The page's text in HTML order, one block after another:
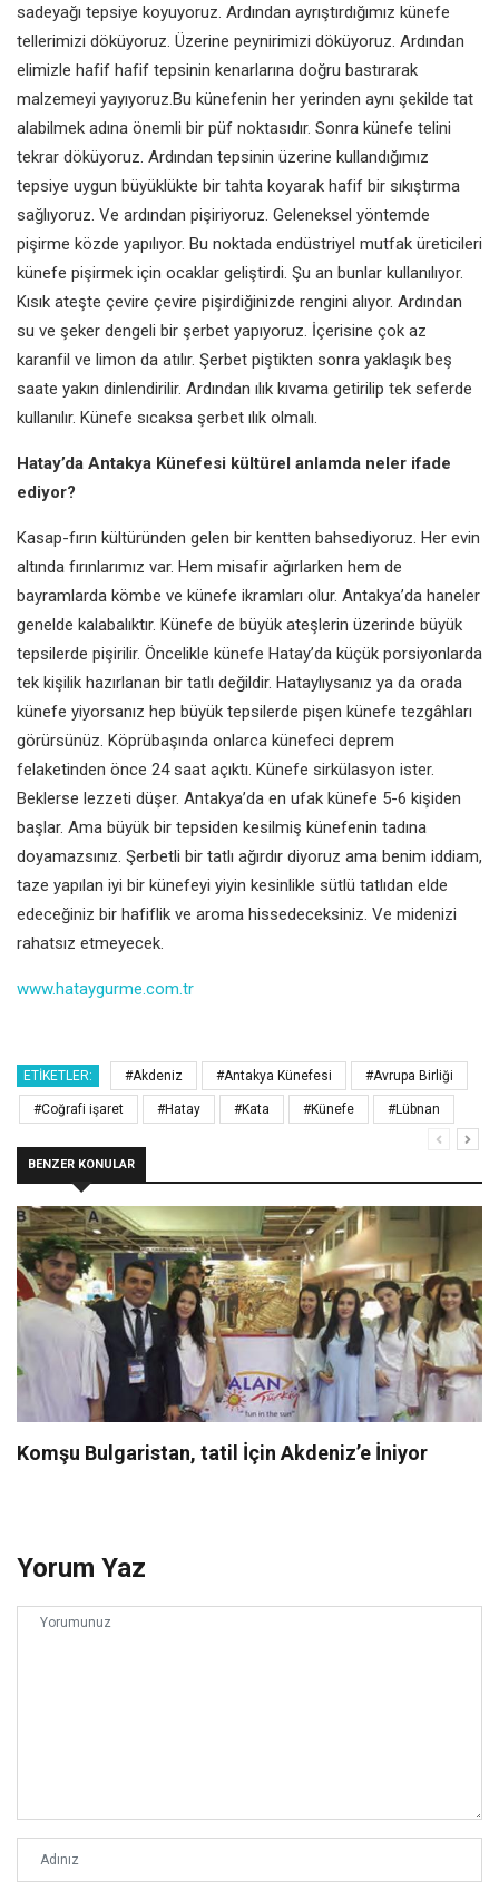
sadeyağı tepsiye koyuyoruz. Ardından ayrıştırdığımız künefe
tellerimizi döküyoruz. Üzerine peynirimizi döküyoruz. Ardından
elimizle hafif hafif tepsinin kenarlarına doğru bastırarak
malzemeyi yayıyoruz.Bu künefenin her yerinden aynı şekilde tat
alabilmek adına önemli bir püf noktasıdır. Sonra künefe telini
tekrar döküyoruz. Ardından tepsinin üzerine kullandığımız
tepsiye uygun büyüklükte bir tahta koyarak hafif bir sıkıştırma
sağlıyoruz. Ve ardından pişiriyoruz. Geleneksel yöntemde
pişirme közde yapılıyor. Bu noktada endüstriyel mutfak üreticileri
künefe pişirmek için ocaklar geliştirdi. Şu an bunlar kullanılıyor.
Kısık ateşte çevire çevire pişirdiğinizde rengini alıyor. Ardından
su ve şeker dengeli bir şerbet yapıyoruz. İçerisine çok az
karanfil ve limon da atılır. Şerbet piştikten sonra yaklaşık beş
saate yakın dinlendirilir. Ardından ılık kıvama getirilip tek seferde
kullanılır. Künefe sıcaksa şerbet ılık olmalı.
Hatay’da Antakya Künefesi kültürel anlamda neler ifade
ediyor?
Kasap-fırın kültüründen gelen bir kentten bahsediyoruz. Her evin
altında fırınlarımız var. Hem misafir ağırlarken hem de
bayramlarda kömbe ve künefe ikramları olur. Antakya’da haneler
genelde kalabalıktır. Künefe de büyük ateşlerin üzerinde büyük
tepsilerde pişirilir. Öncelikle künefe Hatay’da küçük porsiyonlarda
tek kişilik hazırlanan bir tatlı değildir. Hataylıysanız ya da orada
künefe yiyorsanız hep büyük tepsilerde pişen künefe tezgâhları
görürsünüz. Köprübaşında onlarca künefeci deprem
felaketinden önce 24 saat açıktı. Künefe sirkülasyon ister.
Beklerse lezzeti düşer. Antakya’da en ufak künefe 5-6 kişiden
başlar. Ama büyük bir tepsiden kesilmiş künefenin tadına
doyamazsınız. Şerbetli bir tatlı ağırdır diyoruz ama benim iddiam,
taze yapılan iyi bir künefeyi yiyin kesinlikle sütlü tatlıdan elde
edeceğiniz bir hafiflik ve aroma hissedeceksiniz. Ve midenizi
rahatsız etmeyecek.
www.hataygurme.com.tr
ETIKETLER: #Akdeniz #Antakya Künefesi #Avrupa Birliği
#Coğrafi işaret #Hatay #Kata #Künefe #Lübnan
BENZER KONULAR
Komşu Bulgaristan, tatil İçin Akdeniz’e İniyor
Yorum Yaz